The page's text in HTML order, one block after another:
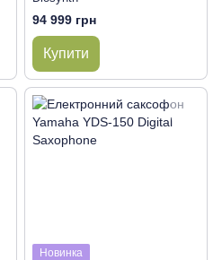
94 999 грн
Купити
Новинка